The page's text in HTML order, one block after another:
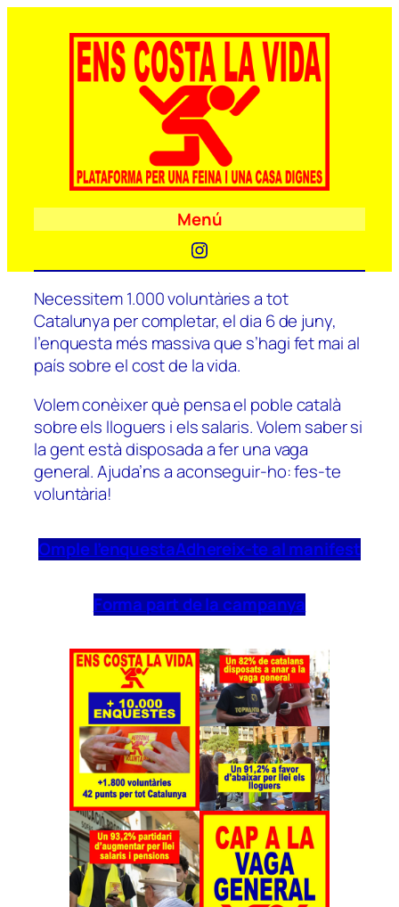
Menú
Instagram
Necessitem 1.000 voluntàries a tot
Catalunya per completar, el dia 6 de juny,
l’enquesta més massiva que s’hagi fet mai al
país sobre el cost de la vida.
Volem conèixer què pensa el poble català
sobre els lloguers i els salaris. Volem saber si
la gent està disposada a fer una vaga
general. Ajuda’ns a aconseguir-ho: fes-te
voluntària!
Omple l’enquestaAdhereix-te al manifest
Forma part de la campanya